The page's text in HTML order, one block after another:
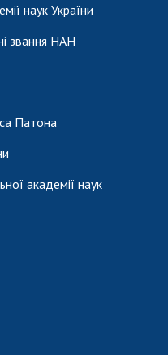
наук України
звання НАН
Патона
академії наук